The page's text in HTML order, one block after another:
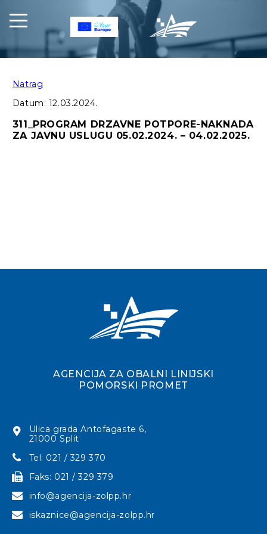
Natrag
Datum: 12.03.2024.
311_PROGRAM DRZAVNE POTPORE-NAKNADA
ZA JAVNU USLUGU 05.02.2024. – 04.02.2025.
AGENCIJA ZA OBALNI LINIJSKI
POMORSKI PROMET
Ulica grada Antofagaste 6,
21000 Split
Tel: 021 / 329 370
Faks: 021 / 329 379
info@agencija-zolpp.hr
iskaznice@agencija-zolpp.hr